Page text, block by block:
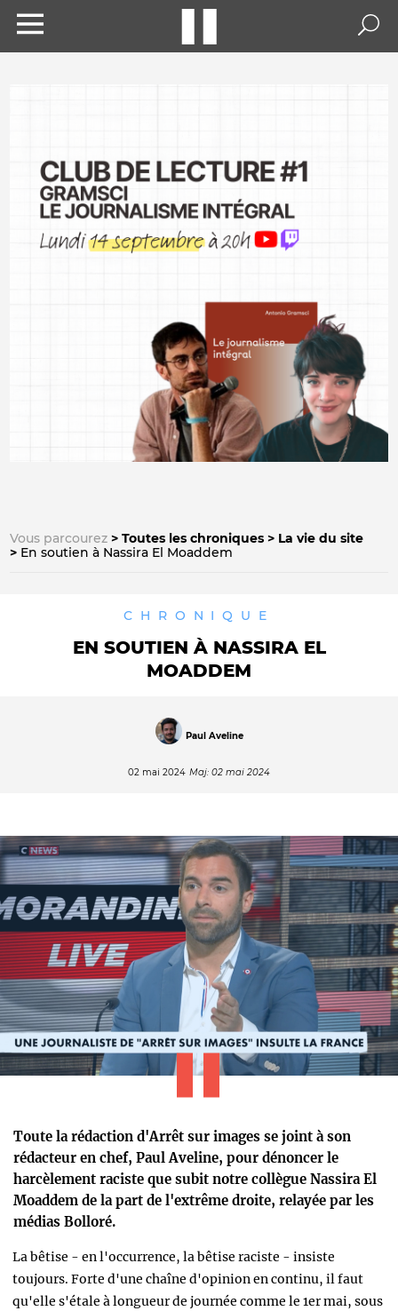
Vous parcourez Toutes les chroniques
La vie du site
En soutien à Nassira El Moaddem
CHRONIQUE
EN SOUTIEN À NASSIRA EL
MOADDEM
Paul Aveline
02 mai 2024 Maj: 02 mai 2024
Toute la rédaction d'Arrêt sur images se joint à son
rédacteur en chef, Paul Aveline, pour dénoncer le
harcèlement raciste que subit notre collègue Nassira El
Moaddem de la part de l'extrême droite, relayée par les
médias Bolloré.
La bêtise - en l'occurrence, la bêtise raciste - insiste
toujours. Forte d'une chaîne d'opinion en continu, il faut
qu'elle s'étale à longueur de journée comme le 1er mai, sous